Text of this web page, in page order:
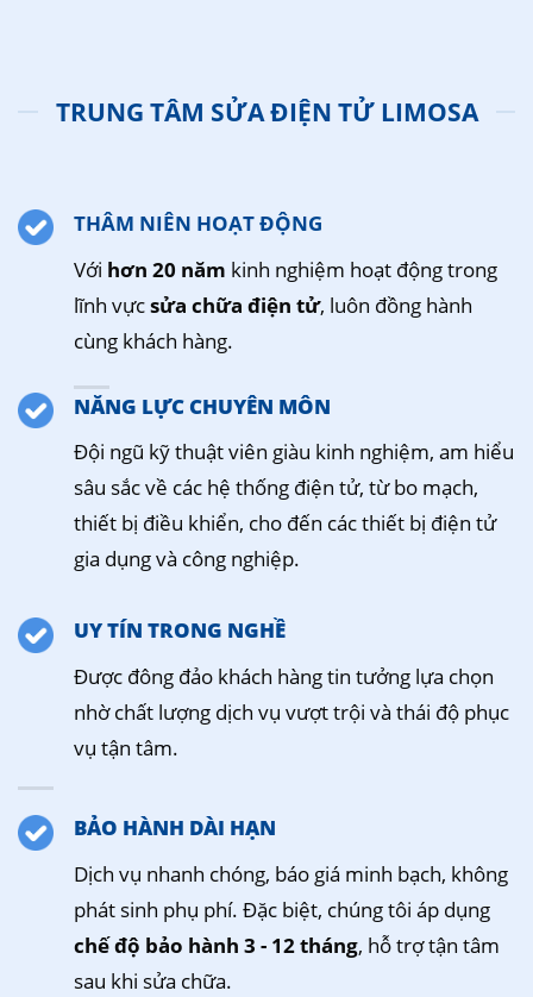
TRUNG TÂM SỬA ĐIỆN TỬ LIMOSA
THÂM NIÊN HOẠT ĐỘNG
Với hơn 20 năm kinh nghiệm hoạt động trong
lĩnh vựcsửa chữa điện tử, luôn đồng hành
cùng khách hàng.
NĂNG LỰC CHUYÊN MÔN
Đội ngũ kỹ thuật viên giàu kinh nghiệm, am hiểu
sâu sắc về các hệ thống điện tử, từ bo mạch,
thiết bị điều khiển, cho đến các thiết bị điện tử
gia dụng và công nghiệp.
UY TÍN TRONG NGHỀ
Được đông đảo khách hàng tin tưởng lựa chọn
nhờ chất lượng dịch vụ vượt trội và thái độ phục
vụ tận tâm.
BẢO HÀNH DÀI HẠN
Dịch vụ nhanh chóng, báo giá minh bạch, không
phát sinh phụ phí. Đặc biệt, chúng tôi áp dụng
chế độ bảo hành 3 - 12 tháng, hỗ trợ tận tâm
sau khi sửa chữa.